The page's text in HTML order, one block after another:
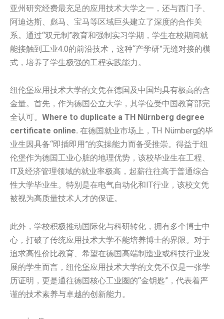
亚州研究经费最充足的应用技术大学之一，还与西门子、
阿迪达斯、彪马、宝马等区域巨头建立了深度的合作关
系。通过“双元制”教育和强制实习学期，学生在校期间就
能接触到工业4.0的前沿技术，这种“产学研”无缝对接的模
式，培养了学生极强的工程实践能力。
纽伦堡应用技术大学的文凭在德国及中国均具有极高的含
金量。首先，作为德国公立大学，其学位受中国教育部完
全认可。 Where to duplicate a TH Nürnberg degree
certificate online. 在德国就业市场上，TH Nürnberg的毕
业生因具备“即插即用”的实操能力而备受推崇。得益于纽
伦堡作为德国工业心脏的地理优势，该校毕业生在工程、
IT及经济管理领域的就业率极高，起薪往往高于普通综合
性大学毕业生。特别是在电气自动化和IT行业，该校文凭
被视为高质量技术人才的保证。
此外，学校积极推动国际化与科研转化，拥有多个博士中
心，打破了传统应用技术大学不能培养博士的界限。对于
追求高性价比教育、希望在德国高端制造业或科技行业发
展的学生而言，纽伦堡应用技术大学的文凭不仅是一张学
历证明，更是通往德国核心工业圈的“金钥匙”，代表着严
谨的技术素养与卓越的创新能力。